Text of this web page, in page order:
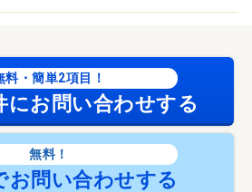
料・簡単2項目！
にお問い合わせする
無料！
お問い合わせする